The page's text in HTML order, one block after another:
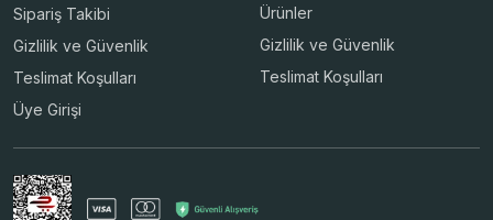
Sipariş Takibi
Gizlilik ve Güvenlik
Teslimat Koşulları
Üye Girişi
Ürünler
Gizlilik ve Güvenlik
Teslimat Koşulları